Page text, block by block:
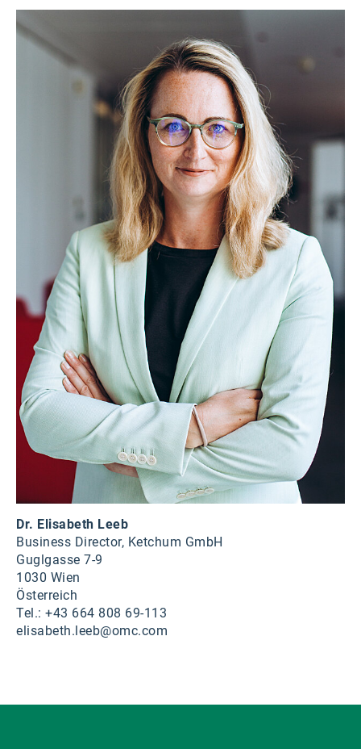
Dr. Elisabeth Leeb
Business Director, Ketchum GmbH
Guglgasse 7-9
1030 Wien
Österreich
Tel.: +43 664 808 69-113
elisabeth.leeb@omc.com